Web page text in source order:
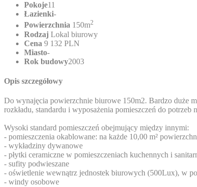
Pokoje11
Łazienki-
Powierzchnia 150m2
Rodzaj Lokal biurowy
Cena 9 132 PLN
Miasto-
Rok budowy2003
Opis szczegółowy
Do wynajęcia powierzchnie biurowe 150m2. Bardzo duże
rozkładu, standardu i wyposażenia pomieszczeń do potrzeb
Wysoki standard pomieszczeń obejmujący między innymi:
- pomieszczenia okablowane: na każde 10,00 m²
- wykładziny dywanowe
- płytki ceramiczne w pomieszczeniach kuchennych i
- sufity podwieszane
- oświetlenie wewnątrz jednostek biurowych (500Lux), w
- windy osobowe